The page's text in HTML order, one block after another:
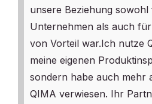
unsere Beziehung
Unternehmen als auch
von Vorteil war.Ich nutze
meine eigenen
sondern habe auch mehr
QIMA verwiesen. Ihr